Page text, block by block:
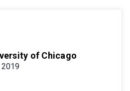
of Chicago